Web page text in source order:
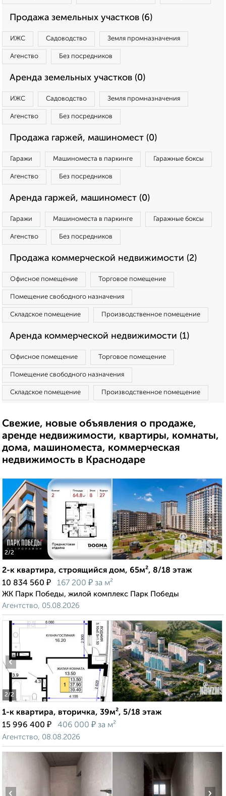
Продажа земельных участков (6)
ИЖС Садоводство Земля промназначения
Агенство Без посредников
Аренда земельных участков (0)
ИЖС Садоводство Земля промназначения
Агенство Без посредников
Продажа гаржей, машиномест (0)
Гаражи Машиноместа в паркинге Гаражные боксы
Агенство Без посредников
Аренда гаржей, машиномест (0)
Гаражи Машиноместа в паркинге Гаражные боксы
Агенство Без посредников
Продажа коммерческой недвижимости (2)
Офисное помещение Торговое помещение
Помещение свободного назначения
Складское помещение Производственное помещение
Аренда коммерческой недвижимости (1)
Офисное помещение Торговое помещение
Помещение свободного назначения
Складское помещение Производственное помещение
Свежие, новые объявления о продаже,
аренде недвижимости, квартиры, комнаты,
дома, машиноместа, коммерческая
недвижимость в Краснодаре
2/2
‹ ›
2-к квартира, строящийся дом, 65м², 8/18 этаж
10 834 560 ₽ 167 200 ₽ за м²
ЖК Парк Победы, жилой комплекс Парк Победы
Агентство, 05.08.2026
2/2
‹ ›
1-к квартира, вторичка, 39м², 5/18 этаж
15 996 400 ₽ 406 000 ₽ за м²
Агентство, 08.08.2026
‹ ›